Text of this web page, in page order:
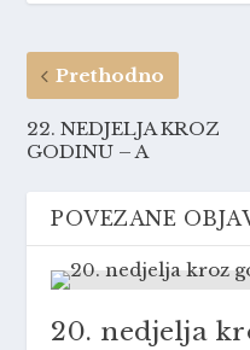
Prethodno
22. NEDJELJA KROZ
GODINU – A
POVEZANE
20. nedjelja